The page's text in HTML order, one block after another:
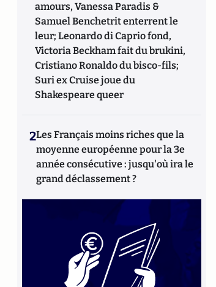
amours, Vanessa Paradis &
Samuel Benchetrit enterrent le
leur; Leonardo di Caprio fond,
Victoria Beckham fait du brukini,
Cristiano Ronaldo du bisco-fils;
Suri ex Cruise joue du
Shakespeare queer
2Les Français moins riches que la
moyenne européenne pour la 3e
année consécutive : jusqu'où ira le
grand déclassement ?